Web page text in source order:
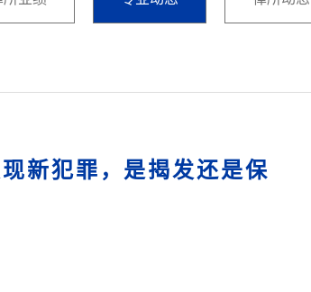
新犯罪，是揭发还是保